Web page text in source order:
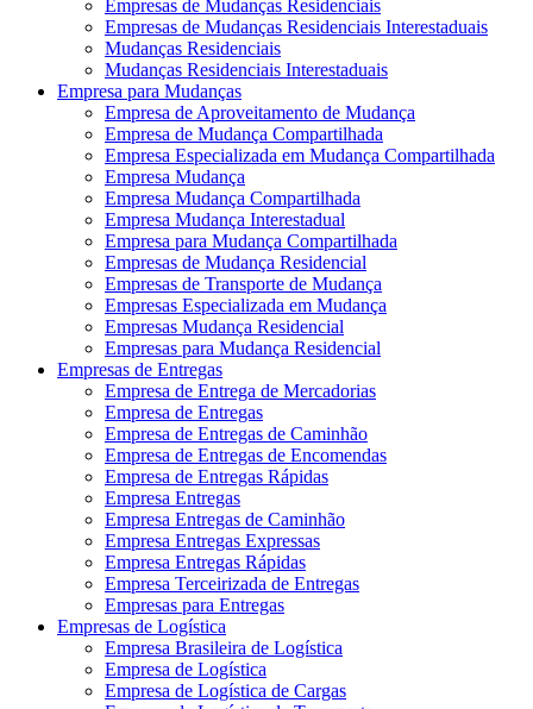
Empresas de Mudanças Residenciais
Empresas de Mudanças Residenciais Interestaduais
Mudanças Residenciais
Mudanças Residenciais Interestaduais
Empresa para Mudanças
Empresa de Aproveitamento de Mudança
Empresa de Mudança Compartilhada
Empresa Especializada em Mudança Compartilhada
Empresa Mudança
Empresa Mudança Compartilhada
Empresa Mudança Interestadual
Empresa para Mudança Compartilhada
Empresas de Mudança Residencial
Empresas de Transporte de Mudança
Empresas Especializada em Mudança
Empresas Mudança Residencial
Empresas para Mudança Residencial
Empresas de Entregas
Empresa de Entrega de Mercadorias
Empresa de Entregas
Empresa de Entregas de Caminhão
Empresa de Entregas de Encomendas
Empresa de Entregas Rápidas
Empresa Entregas
Empresa Entregas de Caminhão
Empresa Entregas Expressas
Empresa Entregas Rápidas
Empresa Terceirizada de Entregas
Empresas para Entregas
Empresas de Logística
Empresa Brasileira de Logística
Empresa de Logística
Empresa de Logística de Cargas